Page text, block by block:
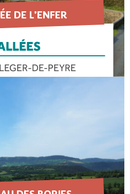
DE L’ENFER
DE-PEYRE